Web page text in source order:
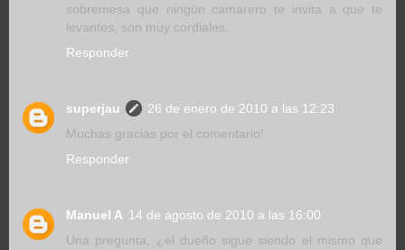
sobremesa que ningún camarero te invita a que te
levantes, son muy cordiales.
Responder
superjau
26 de enero de 2010 a las 12:23
Muchas gracias por el comentario!
Responder
Manuel A 14 de agosto de 2010 a las 16:00
Una pregunta, ¿el dueño sigue siendo el mismo que